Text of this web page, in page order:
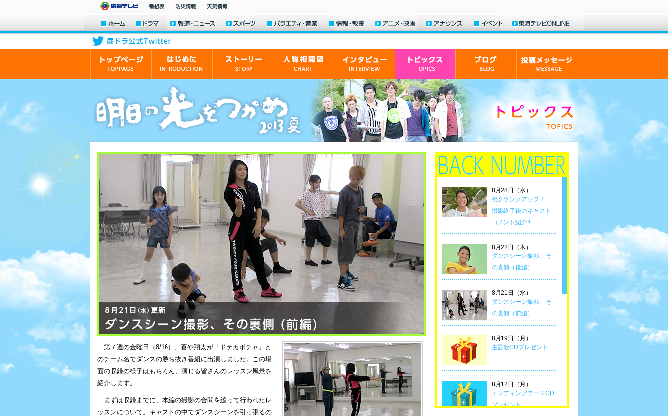
第７週の金曜日（8/16）、蒼や翔太が「ドテカボチャ」と
のチーム名でダンスの勝ち抜き番組に出演しました。この場
面の収録の様子はもちろん、演じる皆さんのレッスン風景を
紹介します。
まずは収録までに、本編の撮影の合間を縫って行われたレ
ッスンについて。キャストの中でダンスシーンを引っ張るの
8月28日（水）
祝クランクアップ！
撮影終了後のキャスト
コメント紹介!!
8月22日（木）
ダンスシーン撮影、そ
の裏側（後編）
8月21日（水）
ダンスシーン撮影、そ
の裏側（前編）
8月19日（月）
主題歌CDプレゼント
8月12日（月）
エンディングテーマCD
プレゼント